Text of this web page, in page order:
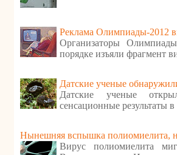
Реклама Олимпиады-2012
Организаторы
порядке изъяли фрагмент
Датские ученые
Датские ученые
сенсационные результаты
Нынешняя вспышка полиомиелита,
Вирус полиомиелита